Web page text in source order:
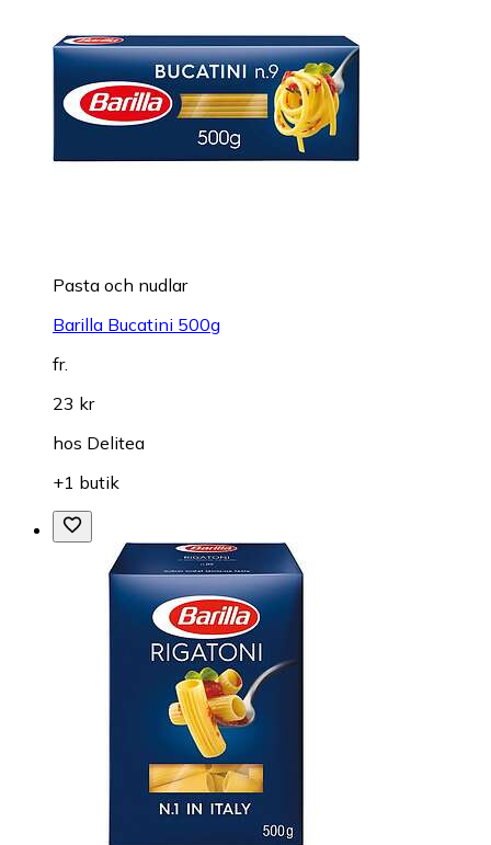
Pasta och nudlar
Barilla Bucatini 500g
fr.
23 kr
hos Delitea
+1 butik